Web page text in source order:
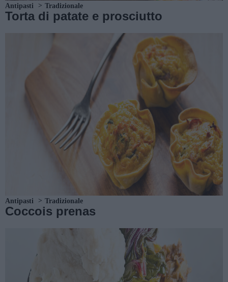
Antipasti Tradizionale
Torta di patate e prosciutto
Antipasti Tradizionale
Coccois prenas